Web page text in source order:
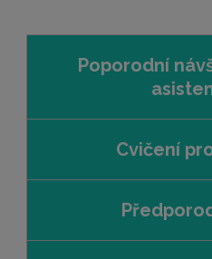
Poporodní
Cvičení